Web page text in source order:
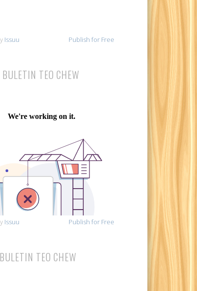
Issuu Publish for Free
TEO CHEW
Issuu Publish for Free
TEO CHEW